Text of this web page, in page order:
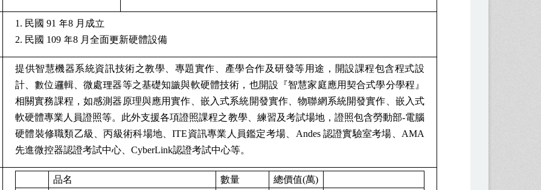
1. 民國 91 年8 月成立
2. 民國 109 年8 月全面更新硬體設備
提供智慧機器系統資訊技術之教學、專題實作、產學合作及研發等用途，開設課程包含程式設
計、數位邏輯、微處理器等之基礎知識與軟硬體技術，也開設『智慧家庭應用契合式學分學程』
相關實務課程，如感測器原理與應用實作、嵌入式系統開發實作、物聯網系統開發實作、嵌入式
軟硬體專業人員證照等。此外支援各項證照課程之教學、練習及考試場地，證照包含勞動部-電腦
硬體裝修職類乙級、丙級術科場地、ITE資訊專業人員鑑定考場、Andes 認證實驗室考場、AMA
先進微控器認證考試中心、CyberLink認證考試中心等。
品名 數量 總價值(萬)